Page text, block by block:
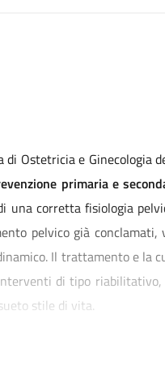
Ostetricia e Ginecologia
primaria e
una corretta fisiologia
pelvico già conclamati,
Il trattamento e la
di tipo riabilitativo,
stile di vita.